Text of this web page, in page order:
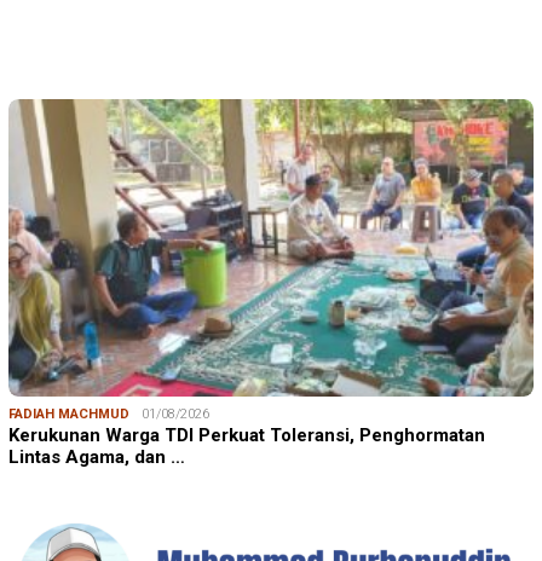
FADIAH MACHMUD 01/08/2026
Kerukunan Warga TDI Perkuat Toleransi, Penghormatan
Lintas Agama, dan …